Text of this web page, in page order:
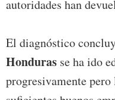
autoridades han
El diagnóstico
Honduras se ha ido
progresivamente